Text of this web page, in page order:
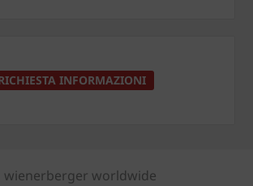
INFORMAZIONI
wienerberger worldwide